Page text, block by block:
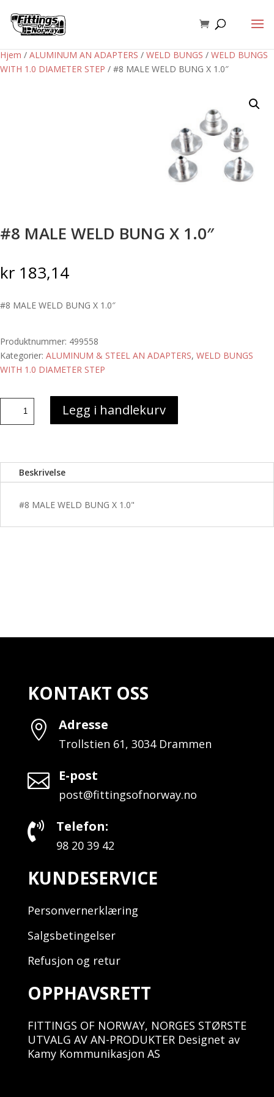
Hjem / ALUMINUM AN ADAPTERS / WELD BUNGS / WELD BUNGS
WITH 1.0 DIAMETER STEP / #8 MALE WELD BUNG X 1.0″
#8 MALE WELD BUNG X 1.0″
kr 183,14
#8 MALE WELD BUNG X 1.0″
Produktnummer: 499558
Kategorier: ALUMINUM & STEEL AN ADAPTERS, WELD BUNGS
WITH 1.0 DIAMETER STEP
#8
Legg i handlekurv
Beskrivelse
#8 MALE WELD BUNG X 1.0"
KONTAKT OSS
 Adresse
Trollstien 61, 3034 Drammen
 E-post
post@fittingsofnorway.no
 Telefon:
98 20 39 42
KUNDESERVICE
Personvernerklæring
Salgsbetingelser
Refusjon og retur
OPPHAVSRETT
FITTINGS OF NORWAY, NORGES STØRSTE
UTVALG AV AN-PRODUKTER Designet av
Kamy Kommunikasjon AS